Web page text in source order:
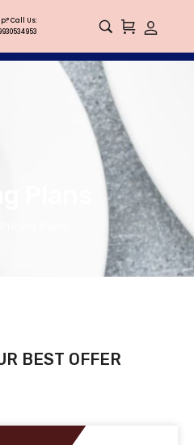
Call Us:
Plans
BEST OFFER